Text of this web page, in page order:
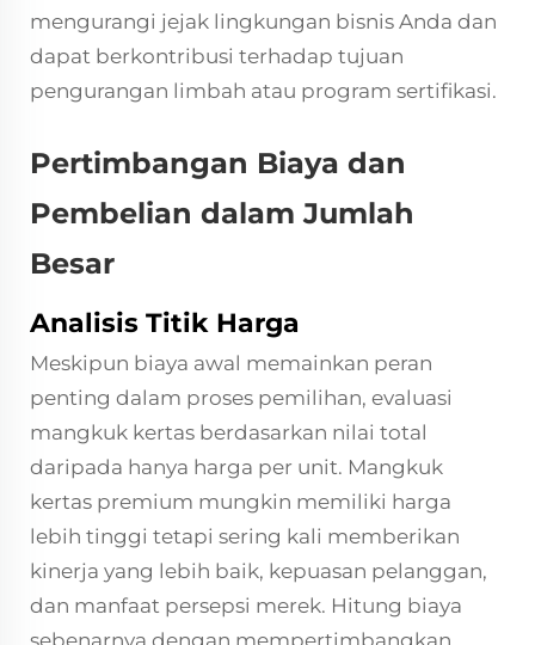
mengurangi jejak lingkungan bisnis Anda dan
dapat berkontribusi terhadap tujuan
pengurangan limbah atau program sertifikasi.
Pertimbangan Biaya dan
Pembelian dalam Jumlah
Besar
Analisis Titik Harga
Meskipun biaya awal memainkan peran
penting dalam proses pemilihan, evaluasi
mangkuk kertas berdasarkan nilai total
daripada hanya harga per unit. Mangkuk
kertas premium mungkin memiliki harga
lebih tinggi tetapi sering kali memberikan
kinerja yang lebih baik, kepuasan pelanggan,
dan manfaat persepsi merek. Hitung biaya
sebenarnya dengan mempertimbangkan